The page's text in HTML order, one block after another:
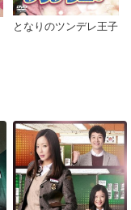
となりのツンデレ王子